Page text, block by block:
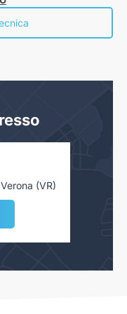
ai consumatori” presso la
(VR)